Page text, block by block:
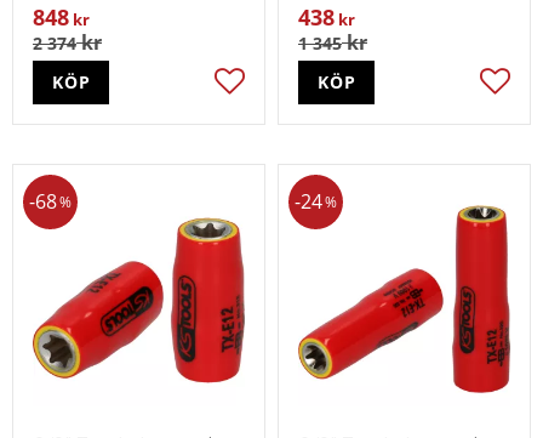
848 kr
2 374kr
Lägg till i favoriter
KÖP
438 kr
1 345kr
KÖP
68% 24%